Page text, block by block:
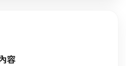
容